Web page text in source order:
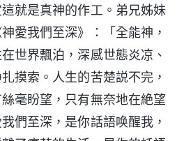
就是真神的作工。弟兄姊妹
愛我們至深》：「全能神，
世界飄泊，深感世態炎凉、
摸索。人生的苦楚説不完，
毫盼望，只有無奈地在絶望
們至深，是你話語唤醒我，